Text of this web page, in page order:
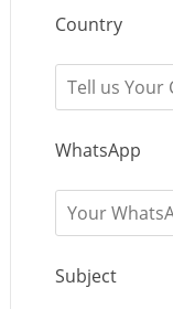
Country
WhatsApp
Subject